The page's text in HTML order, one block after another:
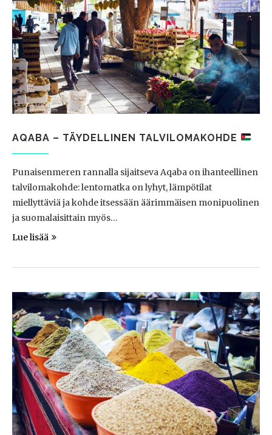
AQABA – TÄYDELLINEN TALVILOMAKOHDE
Punaisenmeren rannalla sijaitseva Aqaba on ihanteellinen
talvilomakohde: lentomatka on lyhyt, lämpötilat
miellyttäviä ja kohde itsessään äärimmäisen monipuolinen
ja suomalaisittain myös…
Lue lisää